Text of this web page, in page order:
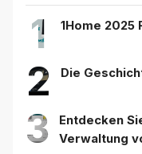
1 1Home 2025
2 Die
3
Entdecken
Verwaltung